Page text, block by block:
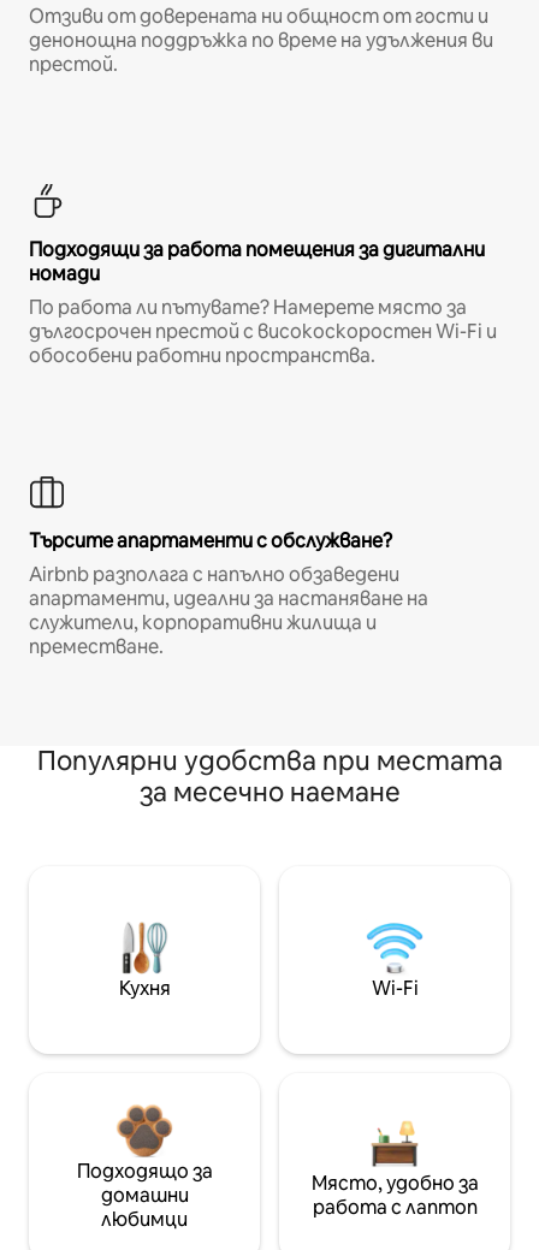
Отзиви от доверената ни общност от гости и
денонощна поддръжка по време на удължения ви
престой.
Подходящи за работа помещения за дигитални
номади
По работа ли пътувате? Намерете място за
дългосрочен престой с високоскоростен Wi-Fi и
обособени работни пространства.
Търсите апартаменти с обслужване?
Airbnb разполага с напълно обзаведени
апартаменти, идеални за настаняване на
служители, корпоративни жилища и
преместване.
Популярни удобства при местата
за месечно наемане
Кухня Wi-Fi
Подходящо за
домашни
любимци
Място, удобно за
работа с лаптоп